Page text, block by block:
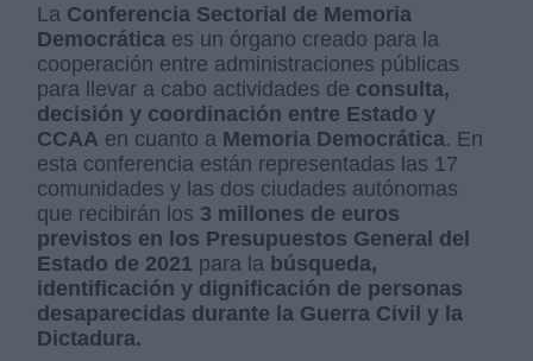
La Conferencia Sectorial de Memoria
Democrática es un órgano creado para la
cooperación entre administraciones públicas
para llevar a cabo actividades de consulta,
decisión y coordinación entre Estado y
CCAA en cuanto a Memoria Democrática. En
esta conferencia están representadas las 17
comunidades y las dos ciudades autónomas
que recibirán los 3 millones de euros
previstos en los Presupuestos General del
Estado de 2021 para la búsqueda,
identificación y dignificación de personas
desaparecidas durante la Guerra Civil y la
Dictadura.